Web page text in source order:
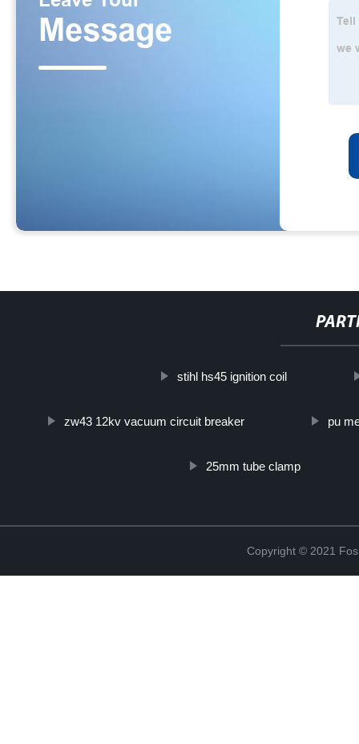
stihl hs45 ignition coil
zw43 12kv vacuum circuit breaker pu
25mm tube clamp
Copyright © 2021